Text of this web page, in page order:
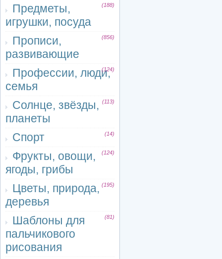
Предметы,
игрушки, посуда
(188)
Прописи,
развивающие
(856)
Профессии, люди,
семья
(124)
Солнце, звёзды,
планеты
(113)
Спорт (14)
Фрукты, овощи,
ягоды, грибы
(124)
Цветы, природа,
деревья
(195)
Шаблоны для
пальчикового
рисования
(81)